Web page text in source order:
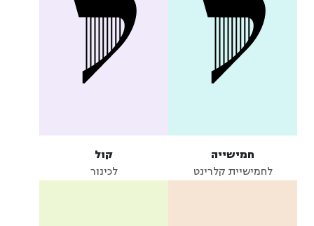
חמישייה
לחמישיית קלרינט
קול
לכינור